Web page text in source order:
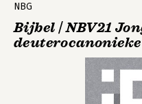
NBG
Bijbel | NBV21